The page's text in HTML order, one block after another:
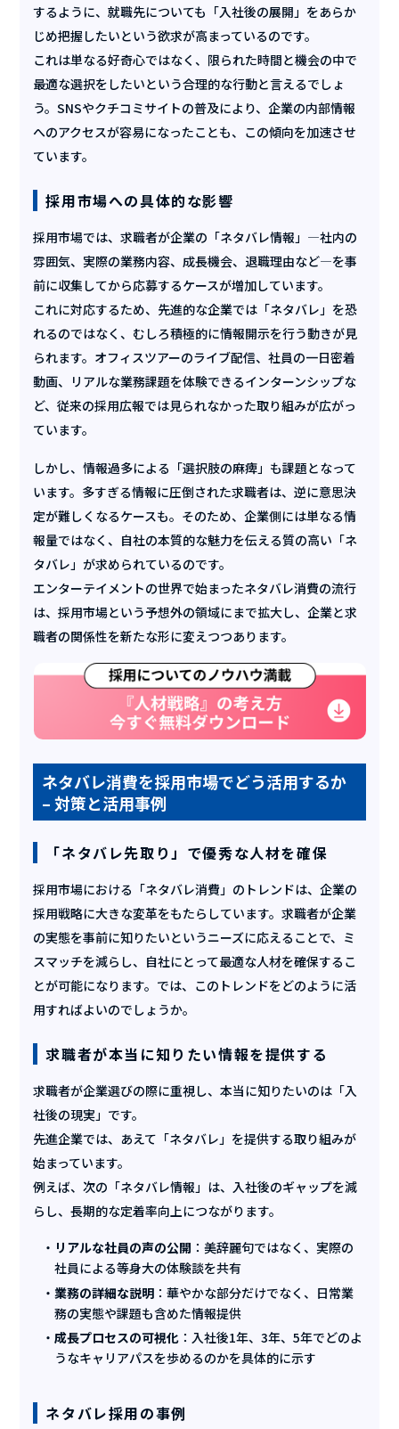
するように、就職先についても「入社後の展開」をあらか
じめ把握したいという欲求が高まっているのです。
これは単なる好奇心ではなく、限られた時間と機会の中で
最適な選択をしたいという合理的な行動と言えるでしょ
う。SNSやクチコミサイトの普及により、企業の内部情報
へのアクセスが容易になったことも、この傾向を加速させ
ています。
採用市場への具体的な影響
採用市場では、求職者が企業の「ネタバレ情報」—社内の
雰囲気、実際の業務内容、成長機会、退職理由など—を事
前に収集してから応募するケースが増加しています。
これに対応するため、先進的な企業では「ネタバレ」を恐
れるのではなく、むしろ積極的に情報開示を行う動きが見
られます。オフィスツアーのライブ配信、社員の一日密着
動画、リアルな業務課題を体験できるインターンシップな
ど、従来の採用広報では見られなかった取り組みが広がっ
ています。
しかし、情報過多による「選択肢の麻痺」も課題となって
います。多すぎる情報に圧倒された求職者は、逆に意思決
定が難しくなるケースも。そのため、企業側には単なる情
報量ではなく、自社の本質的な魅力を伝える質の高い「ネ
タバレ」が求められているのです。
エンターテイメントの世界で始まったネタバレ消費の流行
は、採用市場という予想外の領域にまで拡大し、企業と求
職者の関係性を新たな形に変えつつあります。
ネタバレ消費を採用市場でどう活用するか
– 対策と活用事例
「ネタバレ先取り」で優秀な人材を確保
採用市場における「ネタバレ消費」のトレンドは、企業の
採用戦略に大きな変革をもたらしています。求職者が企業
の実態を事前に知りたいというニーズに応えることで、ミ
スマッチを減らし、自社にとって最適な人材を確保するこ
とが可能になります。では、このトレンドをどのように活
用すればよいのでしょうか。
求職者が本当に知りたい情報を提供する
求職者が企業選びの際に重視し、本当に知りたいのは「入
社後の現実」です。
先進企業では、あえて「ネタバレ」を提供する取り組みが
始まっています。
例えば、次の「ネタバレ情報」は、入社後のギャップを減
らし、長期的な定着率向上につながります。
リアルな社員の声の公開 ：美辞麗句ではなく、実際の
社員による等身大の体験談を共有
業務の詳細な説明 ：華やかな部分だけでなく、日常業
務の実態や課題も含めた情報提供
成長プロセスの可視化 ：入社後1年、3年、5年でどのよ
うなキャリアパスを歩めるのかを具体的に示す
ネタバレ採用の事例